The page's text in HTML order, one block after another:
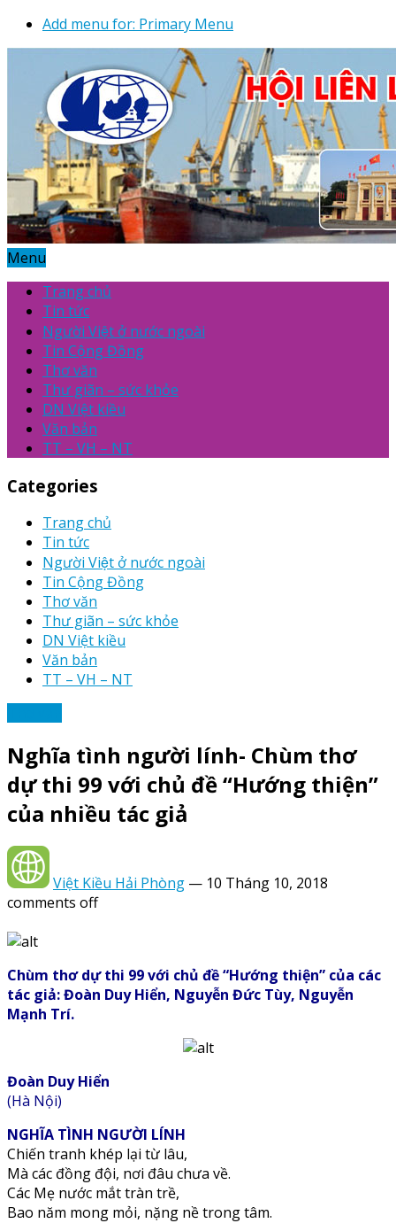
Add menu for: Primary Menu
Menu
Trang chủ
Tin tức
Người Việt ở nước ngoài
Tin Cộng Đồng
Thơ văn
Thư giãn – sức khỏe
DN Việt kiều
Văn bản
TT – VH – NT
Categories
Trang chủ
Tin tức
Người Việt ở nước ngoài
Tin Cộng Đồng
Thơ văn
Thư giãn – sức khỏe
DN Việt kiều
Văn bản
TT – VH – NT
Nghĩa tình người lính- Chùm thơ
dự thi 99 với chủ đề “Hướng thiện”
của nhiều tác giả
Việt Kiều Hải Phòng — 10 Tháng 10, 2018
comments off
Chùm thơ dự thi 99 với chủ đề “Hướng thiện” của các
tác giả: Đoàn Duy Hiển, Nguyễn Đức Tùy, Nguyễn
Mạnh Trí.
Đoàn Duy Hiển
(Hà Nội)
NGHĨA TÌNH NGƯỜI LÍNH
Chiến tranh khép lại từ lâu,
Mà các đồng đội, nơi đâu chưa về.
Các Mẹ nước mắt tràn trề,
Bao năm mong mỏi, nặng nề trong tâm.